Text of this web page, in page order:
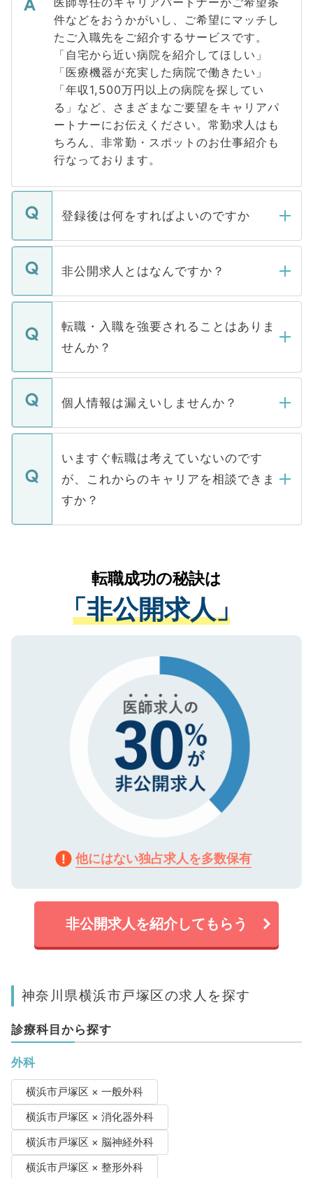
件などをおうかがいし、ご希望にマッチし
たご入職先をご紹介するサービスです。
「自宅から近い病院を紹介してほしい」
「医療機器が充実した病院で働きたい」
「年収1,500万円以上の病院を探してい
る」など、さまざまなご要望をキャリアパ
ートナーにお伝えください。常勤求人はも
ちろん、非常勤・スポットのお仕事紹介も
行なっております。
登録後は何をすればよいのですか
ご登録いただきましたら、弊社担当者がご
登録内容を確認し、その後メールもしくは
ます。通常、5営業日以内にはご連絡をせて
いただきますので、しばらくお待ちくださ
い。
非公開求人とはなんですか？
マイナビDOCTORで取り扱っている求人の
うち約3割は、Webサイトからご覧いただ
けない「非公開求人」です。非公開求人は
下記の理由によって、一般には公開してい
ません。
■応募殺到を避けるため 人気のある医療機
関を公にしてしまうと、応募が殺到する場
に、医療機関が求める条件に合った人材の
みを人材紹介会社に依頼するケースが増え
ています。
転職・入職を強要されることはありま
せんか？
転職・入職を強要することは一切ありませ
ん。また、仮に応募先から内定をいただい
定を承諾する必要はありません。内定先へ
の辞退の連絡はキャリアパートナーが行い
ますので、ご安心ください。
個人情報は漏えいしませんか？
個人情報が漏えいすることはありませんの
で、ご安心ください。当サイトからの登録
などで収集したご登録者様の個人情報は、
ご本人のキャリアアップおよび転職活動の
支援を目的に使用いたします。お預かりし
ているすべての個人データはご本人の許可
は、個人情報の取り扱いについての厳密な
管理基準を満たした事業者のみに付与され
る、プライバシーマークを取得済みです。
ご登録いただいた個人情報は、SSL（デー
で、機密保持に関してもご安心ください。
いますぐ転職は考えていないのです
が、これからのキャリアを相談できま
すか？
かがいして、現在の医療機関の状況や紹介
経験をまじえながら、適切なアドバイスを
させていただきます。すぐにご転職をされ
ない方には、長期的なサポートが可能です
ので、まずはご登録ください。
転職成功の秘訣は
「非公開求人」
他にはない独占求人を多数保有
非公開求人を紹介してもらう
神奈川県横浜市戸塚区の求人を探す
診療科目から探す
外科
横浜市戸塚区 × 一般外科
横浜市戸塚区 × 消化器外科
横浜市戸塚区 × 脳神経外科
横浜市戸塚区 × 整形外科